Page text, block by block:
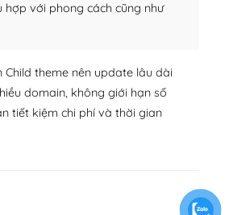
với phong cách cũng như
theme nên update lâu dài
domain, không giới hạn số
tiết kiệm chi phí và thời gian